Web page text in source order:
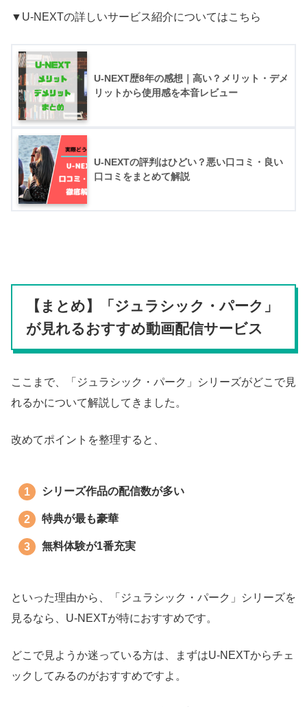
▼U-NEXTの詳しいサービス紹介についてはこちら
U-NEXT歴8年の感想｜高い？メリット・デメ
リットから使用感を本音レビュー
U-NEXTの評判はひどい？悪い口コミ・良い
口コミをまとめて解説
【まとめ】「ジュラシック・パーク」
が見れるおすすめ動画配信サービス
ここまで、「ジュラシック・パーク」シリーズがどこで見
れるかについて解説してきました。
改めてポイントを整理すると、
シリーズ作品の配信数が多い
特典が最も豪華
無料体験が1番充実
といった理由から、「ジュラシック・パーク」シリーズを
見るなら、U-NEXTが特におすすめです。
どこで見ようか迷っている方は、まずはU-NEXTからチェ
ックしてみるのがおすすめですよ。